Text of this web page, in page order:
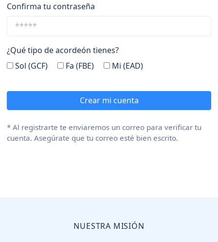
Confirma tu contraseña
¿Qué tipo de acordeón tienes?
Sol (GCF)
Fa (FBE) Mi (EAD)
* Al registrarte te enviaremos un correo para verificar tu
cuenta. Asegúrate que tu correo esté bien escrito.
NUESTRA MISIÓN